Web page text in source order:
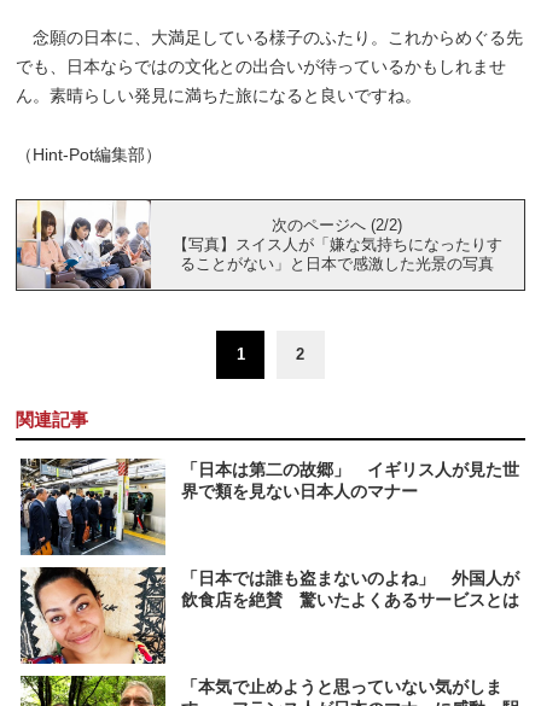
念願の日本に、大満足している様子のふたり。これからめぐる先
でも、日本ならではの文化との出合いが待っているかもしれませ
ん。素晴らしい発見に満ちた旅になると良いですね。
（Hint-Pot編集部）
次のページへ (2/2)
【写真】スイス人が「嫌な気持ちになったりす
ることがない」と日本で感激した光景の写真
1 2
関連記事
「日本は第二の故郷」 イギリス人が見た世
界で類を見ない日本人のマナー
「日本では誰も盗まないのよね」 外国人が
飲食店を絶賛 驚いたよくあるサービスとは
「本気で止めようと思っていない気がしま